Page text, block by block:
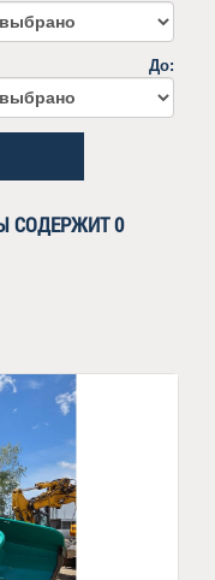
До:
СОДЕРЖИТ 0